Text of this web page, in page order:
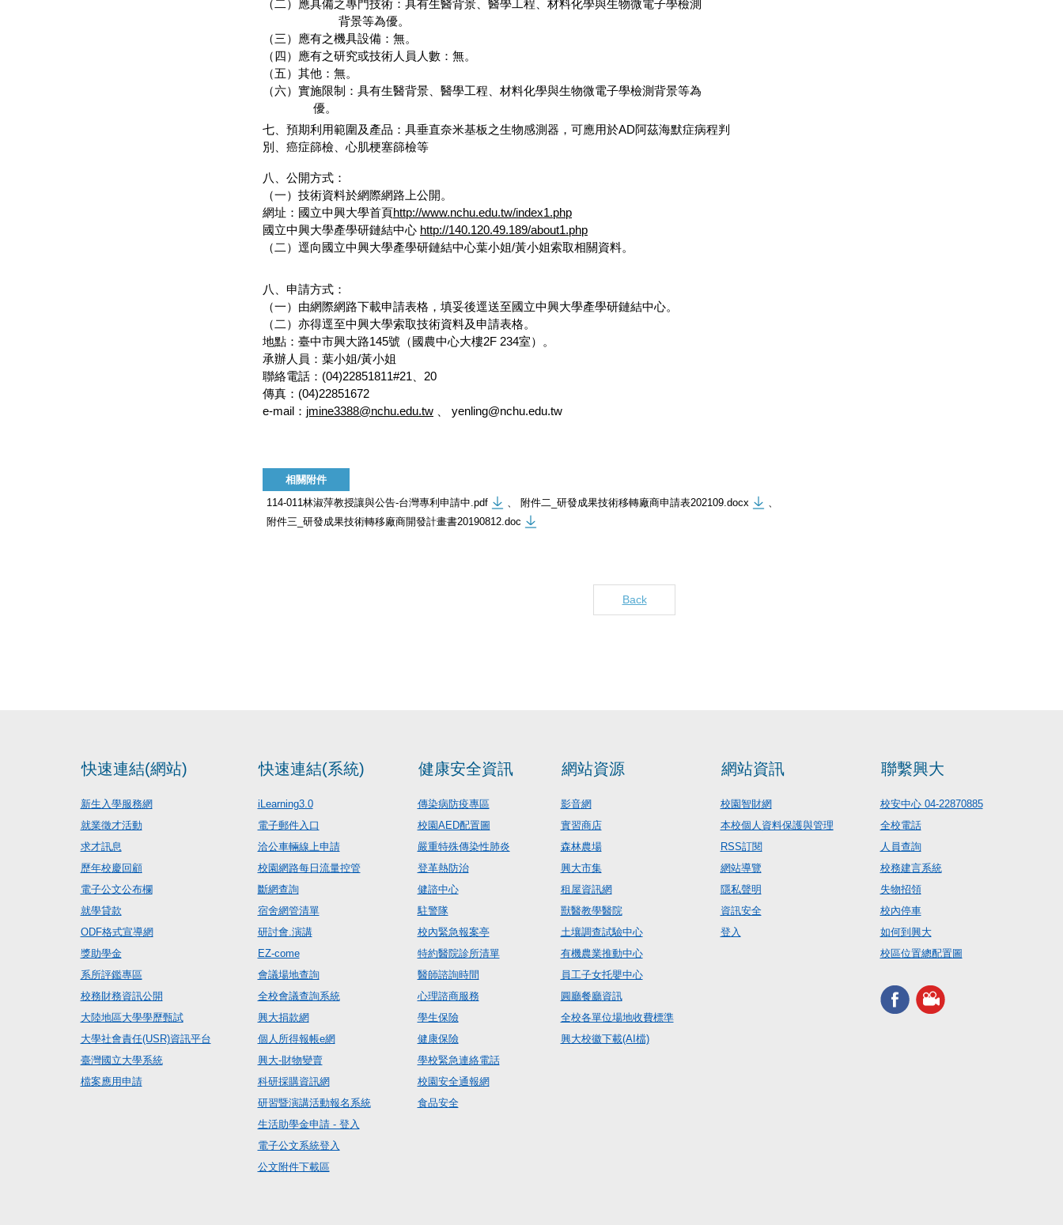
（二）應具備之專門技術：具有生醫背景、醫學工程、材料化學與生物微電子學檢測
背景等為優。
（三）應有之機具設備：無。
（四）應有之研究或技術人員人數：無。
（五）其他：無。
（六）實施限制：具有生醫背景、醫學工程、材料化學與生物微電子學檢測背景等為
優。
七、預期利用範圍及產品：具垂直奈米基板之生物感測器，可應用於AD阿茲海默症病程判
別、癌症篩檢、心肌梗塞篩檢等
八、公開方式：
（一）技術資料於網際網路上公開。
網址：國立中興大學首頁http://www.nchu.edu.tw/index1.php
國立中興大學產學研鏈結中心 http://140.120.49.189/about1.php
（二）逕向國立中興大學產學研鏈結中心葉小姐/黃小姐索取相關資料。
八、申請方式：
（一）由網際網路下載申請表格，填妥後逕送至國立中興大學產學研鏈結中心。
（二）亦得逕至中興大學索取技術資料及申請表格。
地點：臺中市興大路145號（國農中心大樓2F 234室）。
承辦人員：葉小姐/黃小姐
聯絡電話：(04)22851811#21、20
傳真：(04)22851672
e-mail： jmine3388@nchu.edu.tw 、 yenling@nchu.edu.tw
相關附件
114-011林淑萍教授讓與公告-台灣專利申請中.pdf
、 附件二_研發成果技術移轉廠商申請表202109.docx
、
附件三_研發成果技術轉移廠商開發計畫書20190812.doc
Back
快速連結(網站)
新生入學服務網
就業徵才活動
求才訊息
歷年校慶回顧
電子公文公布欄
就學貸款
ODF格式宣導網
獎助學金
系所評鑑專區
校務財務資訊公開
大陸地區大學學歷甄試
大學社會責任(USR)資訊平台
臺灣國立大學系統
檔案應用申請
快速連結(系統)
iLearning3.0
電子郵件入口
洽公車輛線上申請
校園網路每日流量控管
斷網查詢
宿舍網管清單
研討會.演講
EZ-come
會議場地查詢
全校會議查詢系統
興大捐款網
個人所得報帳e網
興大-財物變賣
科研採購資訊網
研習暨演講活動報名系統
生活助學金申請 - 登入
電子公文系統登入
公文附件下載區
健康安全資訊
傳染病防疫專區
校園AED配置圖
嚴重特殊傳染性肺炎
登革熱防治
健諮中心
駐警隊
校內緊急報案亭
特約醫院診所清單
醫師諮詢時間
心理諮商服務
學生保險
健康保險
學校緊急連絡電話
校園安全通報網
食品安全
網站資源
影音網
實習商店
森林農場
興大市集
租屋資訊網
獸醫教學醫院
土壤調查試驗中心
有機農業推動中心
員工子女托嬰中心
圓廳餐廳資訊
全校各單位場地收費標準
興大校徽下載(AI檔)
網站資訊
校園智財網
本校個人資料保護與管理
RSS訂閱
網站導覽
隱私聲明
資訊安全
登入
聯繫興大
校安中心 04-22870885
全校電話
人員查詢
校務建言系統
失物招領
校內停車
如何到興大
校區位置總配置圖